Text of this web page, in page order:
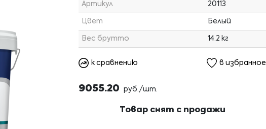
Артикул 20113
Цвет Белый
Вес брутто 14.2 кг
к сравнению в избранное
9055.20 руб./шт.
Товар снят с продажи